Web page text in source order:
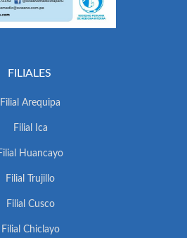
FILIALES
Filial Arequipa
Filial Ica
Huancayo
Filial Trujillo
Filial Cusco
Filial Chiclayo